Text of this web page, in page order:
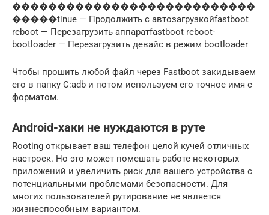
���������������������������
�����tinue — Продолжить с автозагрузкойfastboot
reboot — Перезагрузить аппаратfastboot reboot-
bootloader — Перезагрузить девайс в режим bootloader
Чтобы прошить любой файл через Fastboot закидываем
его в папку C:adb и потом используем его точное имя с
форматом.
Android-хаки не нуждаются в руте
Rooting открывает ваш телефон целой кучей отличных
настроек. Но это может помешать работе некоторых
приложений и увеличить риск для вашего устройства с
потенциальными проблемами безопасности. Для
многих пользователей рутирование не является
жизнеспособным вариантом.